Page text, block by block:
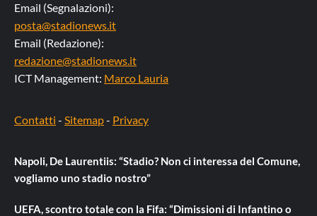
Email (Segnalazioni):
posta@stadionews.it
Email (Redazione):
redazione@stadionews.it
ICT Management: Marco Lauria
Contatti - Sitemap- Privacy
Napoli, De Laurentiis: “Stadio? Non ci interessa del Comune,
vogliamo uno stadio nostro”
UEFA, scontro totale con la Fifa: “Dimissioni di Infantino o